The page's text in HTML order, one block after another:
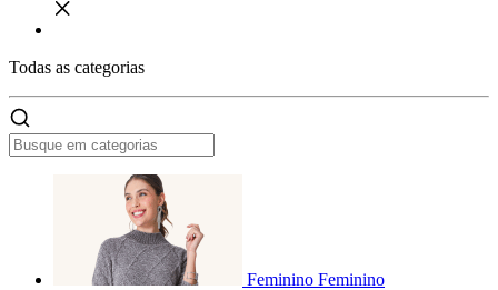
Todas as categorias
Feminino Feminino